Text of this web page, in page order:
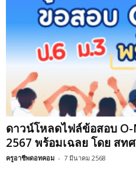
ดาวน์โหลดไฟล์ข้อสอบ O-
2567 พร้อมเฉลย โดย สท
ครูอาชีพดอทคอม - 7 มีนาคม 2568